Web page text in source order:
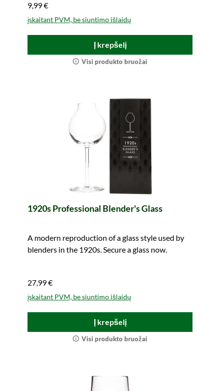
9,99 €
įskaitant PVM, be siuntimo išlaidų
Į krepšelį
Visi produkto bruožai
1920s Professional Blender's Glass
A modern reproduction of a glass style used by
blenders in the 1920s. Secure a glass now.
27,99 €
įskaitant PVM, be siuntimo išlaidų
Į krepšelį
Visi produkto bruožai